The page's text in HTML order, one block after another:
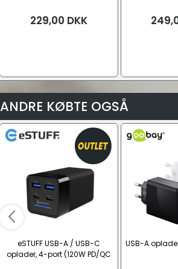
229,00 DKK
ANDRE KØBTE OGSÅ
eSTUFF USB-A / USB-C
oplader, 4-port (120W PD/QC
USB-A